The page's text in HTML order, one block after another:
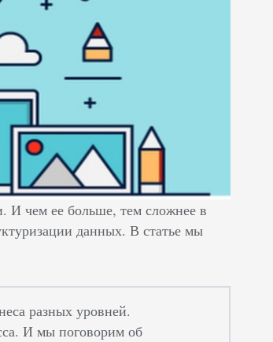
И чем ее больше, тем сложнее в
данных. В статье мы
разных уровней.
И мы поговорим об